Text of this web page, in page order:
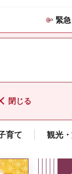
緊
閉じる
育て 観光